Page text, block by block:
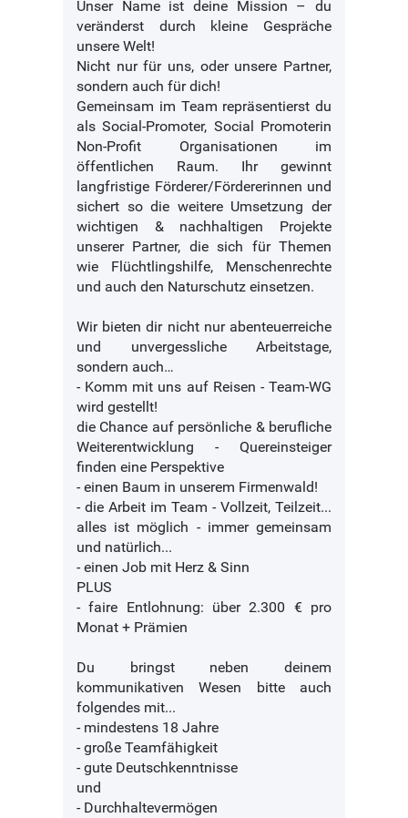
Unser Name ist deine Mission – du
veränderst durch kleine Gespräche
unsere Welt!
Nicht nur für uns, oder unsere Partner,
sondern auch für dich!
Gemeinsam im Team repräsentierst du
als Social-Promoter, Social Promoterin
Non-Profit Organisationen im
öffentlichen Raum. Ihr gewinnt
langfristige Förderer/Fördererinnen und
sichert so die weitere Umsetzung der
wichtigen & nachhaltigen Projekte
unserer Partner, die sich für Themen
wie Flüchtlingshilfe, Menschenrechte
und auch den Naturschutz einsetzen.
Wir bieten dir nicht nur abenteuerreiche
und unvergessliche Arbeitstage,
sondern auch…
- Komm mit uns auf Reisen - Team-WG
wird gestellt!
die Chance auf persönliche & berufliche
Weiterentwicklung - Quereinsteiger
finden eine Perspektive
- einen Baum in unserem Firmenwald!
- die Arbeit im Team - Vollzeit, Teilzeit...
alles ist möglich - immer gemeinsam
und natürlich...
- einen Job mit Herz & Sinn
PLUS
- faire Entlohnung: über 2.300 € pro
Monat + Prämien
Du bringst neben deinem
kommunikativen Wesen bitte auch
folgendes mit...
- mindestens 18 Jahre
- große Teamfähigkeit
- gute Deutschkenntnisse
und
- Durchhaltevermögen